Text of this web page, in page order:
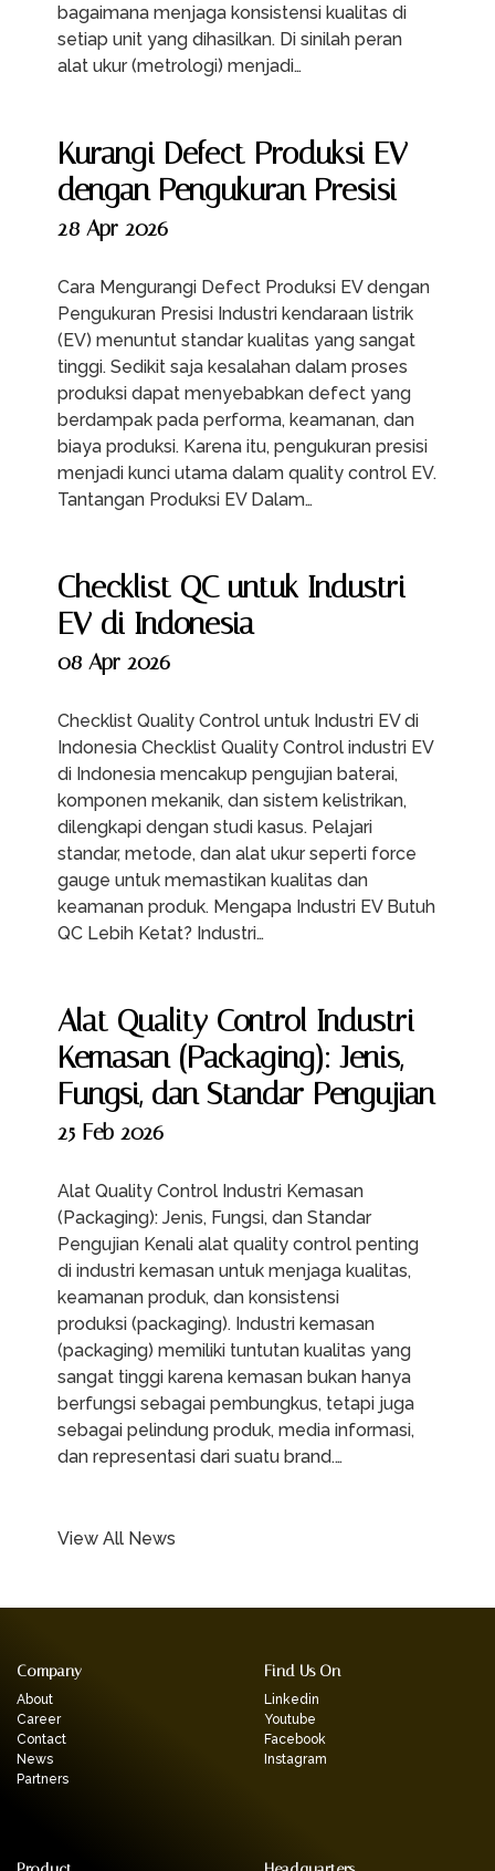
bagaimana menjaga konsistensi kualitas di
setiap unit yang dihasilkan. Di sinilah peran
alat ukur (metrologi) menjadi…
Kurangi Defect Produksi EV
dengan Pengukuran Presisi
28 Apr 2026
Cara Mengurangi Defect Produksi EV dengan
Pengukuran Presisi Industri kendaraan listrik
(EV) menuntut standar kualitas yang sangat
tinggi. Sedikit saja kesalahan dalam proses
produksi dapat menyebabkan defect yang
berdampak pada performa, keamanan, dan
biaya produksi. Karena itu, pengukuran presisi
menjadi kunci utama dalam quality control EV.
Tantangan Produksi EV Dalam…
Checklist QC untuk Industri
EV di Indonesia
08 Apr 2026
Checklist Quality Control untuk Industri EV di
Indonesia Checklist Quality Control industri EV
di Indonesia mencakup pengujian baterai,
komponen mekanik, dan sistem kelistrikan,
dilengkapi dengan studi kasus. Pelajari
standar, metode, dan alat ukur seperti force
gauge untuk memastikan kualitas dan
keamanan produk. Mengapa Industri EV Butuh
QC Lebih Ketat? Industri…
Alat Quality Control Industri
Kemasan (Packaging): Jenis,
Fungsi, dan Standar Pengujian
25 Feb 2026
Alat Quality Control Industri Kemasan
(Packaging): Jenis, Fungsi, dan Standar
Pengujian Kenali alat quality control penting
di industri kemasan untuk menjaga kualitas,
keamanan produk, dan konsistensi
produksi (packaging). Industri kemasan
(packaging) memiliki tuntutan kualitas yang
sangat tinggi karena kemasan bukan hanya
berfungsi sebagai pembungkus, tetapi juga
sebagai pelindung produk, media informasi,
dan representasi dari suatu brand.…
View All News
Company
About
Career
Contact
News
Partners
Find Us On
Linkedin
Youtube
Facebook
Instagram